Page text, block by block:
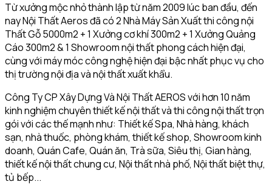
Từ xưởng mộc nhỏ thành lập từ năm 2009 lúc ban đầu, đến
nay Nội Thất Aeros đã có 2 Nhà Máy Sản Xuất thi công nội
Thất Gỗ 5000m2 + 1 Xưởng cơ khí 300m2 + 1 Xưởng Quảng
Cáo 300m2 & 1 Showroom nội thất phong cách hiện đại,
cùng với máy móc công nghệ hiện đại bậc nhất phục vụ cho
thị trường nội địa và nội thất xuất khẩu.
Công Ty CP Xây Dựng Và Nội Thất AEROS với hơn 10 năm
kinh nghiệm chuyên thiết kế nội thất và thi công nội thất trọn
gói với các thế mạnh như: Thiết kế Spa, Nhà hàng, khách
sạn, nhà thuốc, phòng khám, thiết kế shop, Showroom kinh
doanh, Quán Cafe, Quán ăn, Trà sữa, Siêu thị, Gian hàng,
thiết kế nội thất chung cư, Nội thất nhà phố, Nội thất biệt thự,
tủ bếp...